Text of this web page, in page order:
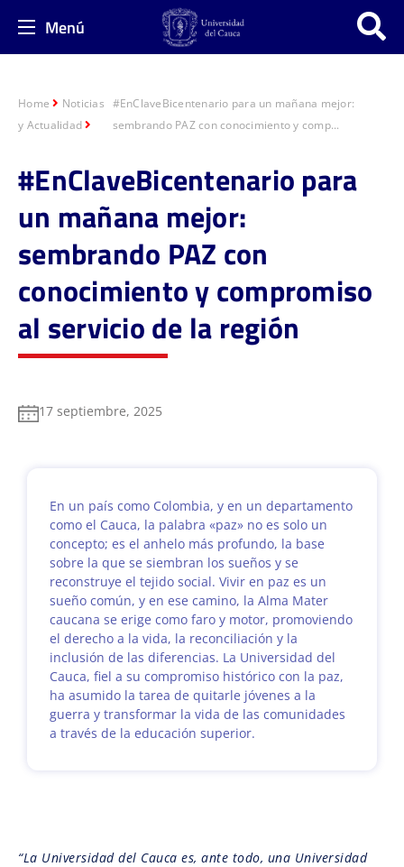
Menú
Home
Noticias
y Actualidad
#EnClaveBicentenario para un mañana mejor:
sembrando PAZ con conocimiento y comp...
#EnClaveBicentenario para
un mañana mejor:
sembrando PAZ con
conocimiento y compromiso
al servicio de la región
17 septiembre, 2025
En un país como Colombia, y en un departamento
como el Cauca, la palabra «paz» no es solo un
concepto; es el anhelo más profundo, la base
sobre la que se siembran los sueños y se
reconstruye el tejido social. Vivir en paz es un
sueño común, y en ese camino, la Alma Mater
caucana se erige como faro y motor, promoviendo
el derecho a la vida, la reconciliación y la
inclusión de las diferencias. La Universidad del
Cauca, fiel a su compromiso histórico con la paz,
ha asumido la tarea de quitarle jóvenes a la
guerra y transformar la vida de las comunidades
a través de la educación superior.
“La Universidad del Cauca es, ante todo, una Universidad